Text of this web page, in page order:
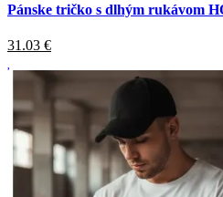
Pánske tričko s dlhým rukávom
31.03 €